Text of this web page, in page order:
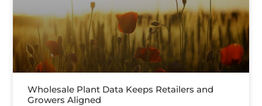
Wholesale Plant Data Keeps Retailers and
Growers Aligned